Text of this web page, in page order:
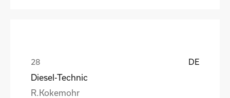
DE
Diesel-Technic
R.Kokemohr